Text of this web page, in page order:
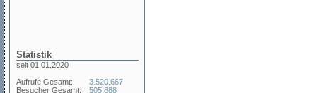
Statistik
seit 01.01.2020
Aufrufe Gesamt:
Besucher Gesamt:
3.520.667
505.888